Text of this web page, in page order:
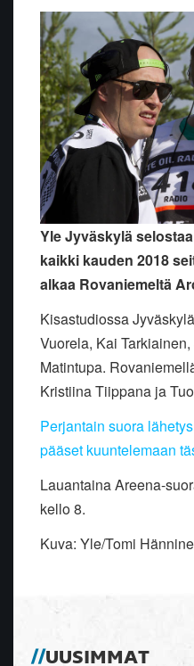
Yle Jyväskylä
kaikki kauden 2018
alkaa Rovaniemeltä
Kisastudiossa
Vuorela, Kai
Matintupa.
Kristiina Tiippana ja
Perjantain suora
pääset kuuntelemaan
Lauantaina Areena-
kello 8.
Kuva: Yle/Tomi
UUSIMMAT